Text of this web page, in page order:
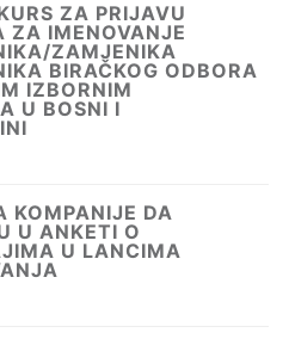
ZA PRIJAVU
ZA IMENOVANJE
ZAMJENIKA
BIRAČKOG ODBORA
IZBORNIM
U BOSNI I
KOMPANIJE DA
U ANKETI O
U LANCIMA